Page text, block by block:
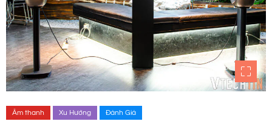
Âm thanh Xu Hướng Đánh Giá